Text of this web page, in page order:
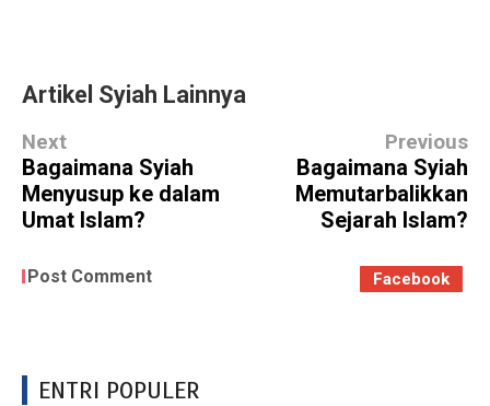
Artikel Syiah Lainnya
Next
Bagaimana Syiah
Menyusup ke dalam
Umat Islam?
Previous
Bagaimana Syiah
Memutarbalikkan
Sejarah Islam?
Post Comment Facebook
ENTRI POPULER